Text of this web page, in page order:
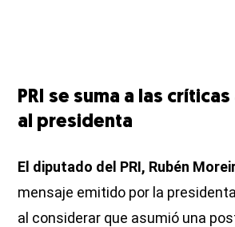
PRI se suma a las
al presidenta
El diputado del PRI, Rubén
mensaje emitido por la
al considerar que asumió una